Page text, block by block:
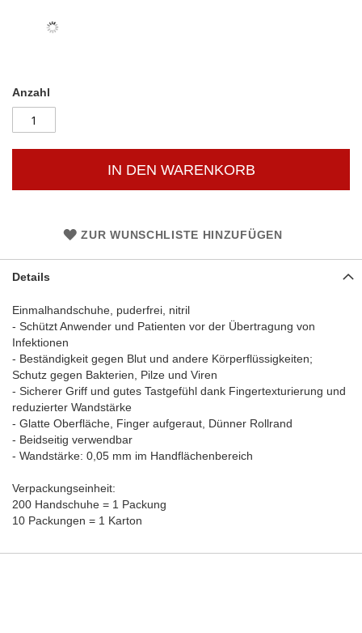
Anzahl
IN DEN WARENKORB
ZUR WUNSCHLISTE HINZUFÜGEN
Details
Einmalhandschuhe, puderfrei, nitril
- Schützt Anwender und Patienten vor der Übertragung von
Infektionen
- Beständigkeit gegen Blut und andere Körperflüssigkeiten;
Schutz gegen Bakterien, Pilze und Viren
- Sicherer Griff und gutes Tastgefühl dank Fingertexturierung und
reduzierter Wandstärke
- Glatte Oberfläche, Finger aufgeraut, Dünner Rollrand
- Beidseitig verwendbar
- Wandstärke: 0,05 mm im Handflächenbereich
Verpackungseinheit:
200 Handschuhe = 1 Packung
10 Packungen = 1 Karton